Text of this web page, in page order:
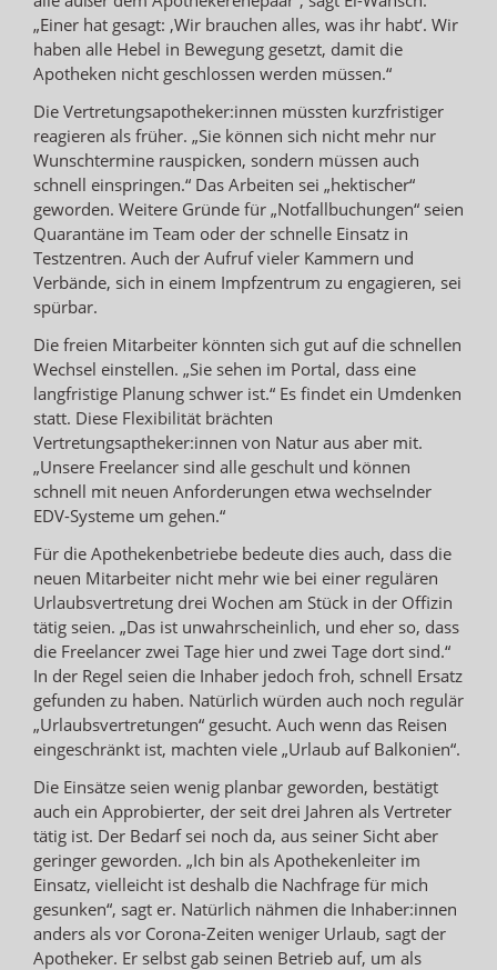
„Einer hat gesagt: ‚Wir brauchen alles, was ihr habt‘. Wir
haben alle Hebel in Bewegung gesetzt, damit die
Apotheken nicht geschlossen werden müssen.“
Die Vertretungsapotheker:innen müssten kurzfristiger
reagieren als früher. „Sie können sich nicht mehr nur
Wunschtermine rauspicken, sondern müssen auch
schnell einspringen.“ Das Arbeiten sei „hektischer“
geworden. Weitere Gründe für „Notfallbuchungen“ seien
Quarantäne im Team oder der schnelle Einsatz in
Testzentren. Auch der Aufruf vieler Kammern und
Verbände, sich in einem Impfzentrum zu engagieren, sei
spürbar.
Die freien Mitarbeiter könnten sich gut auf die schnellen
Wechsel einstellen. „Sie sehen im Portal, dass eine
langfristige Planung schwer ist.“ Es findet ein Umdenken
statt. Diese Flexibilität brächten
Vertretungsaptheker:innen von Natur aus aber mit.
„Unsere Freelancer sind alle geschult und können
schnell mit neuen Anforderungen etwa wechselnder
EDV-Systeme um gehen.“
Für die Apothekenbetriebe bedeute dies auch, dass die
neuen Mitarbeiter nicht mehr wie bei einer regulären
Urlaubsvertretung drei Wochen am Stück in der Offizin
tätig seien. „Das ist unwahrscheinlich, und eher so, dass
die Freelancer zwei Tage hier und zwei Tage dort sind.“
In der Regel seien die Inhaber jedoch froh, schnell Ersatz
gefunden zu haben. Natürlich würden auch noch regulär
„Urlaubsvertretungen“ gesucht. Auch wenn das Reisen
eingeschränkt ist, machten viele „Urlaub auf Balkonien“.
Die Einsätze seien wenig planbar geworden, bestätigt
auch ein Approbierter, der seit drei Jahren als Vertreter
tätig ist. Der Bedarf sei noch da, aus seiner Sicht aber
geringer geworden. „Ich bin als Apothekenleiter im
Einsatz, vielleicht ist deshalb die Nachfrage für mich
gesunken“, sagt er. Natürlich nähmen die Inhaber:innen
anders als vor Corona-Zeiten weniger Urlaub, sagt der
Apotheker. Er selbst gab seinen Betrieb auf, um als